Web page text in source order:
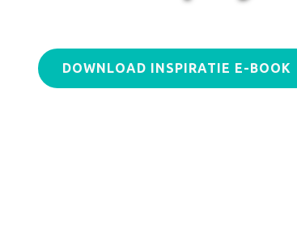
DOWNLOAD INSPIRATIE E-BOOK